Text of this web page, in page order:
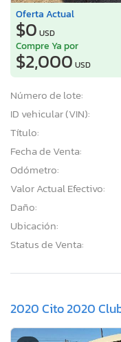
Oferta Actual
$0 USD
Compre Ya por
$2,000 USD
Número de lote:
ID vehicular (VIN):
Título:
Fecha de Venta:
Odómetro:
Valor Actual Efectivo:
Daño:
Ubicación:
Status de Venta:
2020 Cito 2020